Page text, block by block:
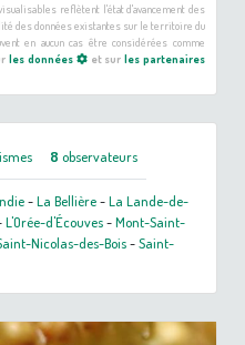
reflètent l'état d'avancement des
des données existantes sur le territoire du
en aucun cas être considérées comme
les données et surles partenaires
8 observateurs
-La Bellière-La Lande-de-
L'Orée-d'Écouves-Mont-Saint-
Nicolas-des-Bois-Saint-